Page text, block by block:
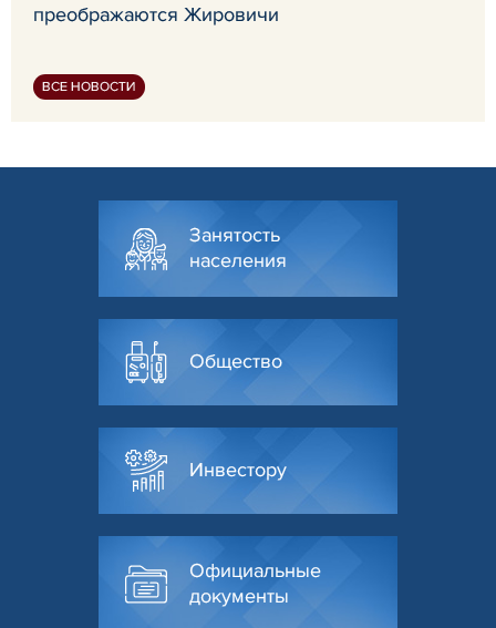
преображаются Жировичи
ВСЕ НОВОСТИ
Занятость
населения
Общество
Инвестору
Официальные
документы